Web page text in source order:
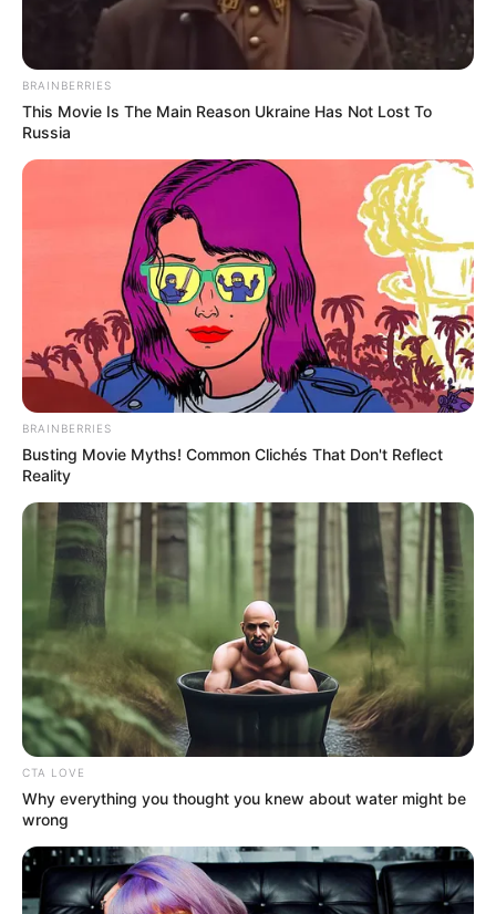
BRAINBERRIES
This Movie Is The Main Reason Ukraine Has Not Lost To
Russia
BRAINBERRIES
Busting Movie Myths! Common Clichés That Don't Reflect
Reality
CTA LOVE
Why everything you thought you knew about water might be
wrong